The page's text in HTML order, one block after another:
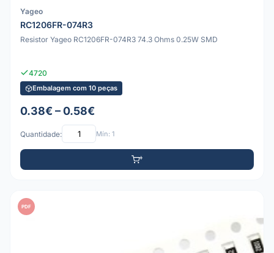
Yageo
RC1206FR-074R3
Resistor Yageo RC1206FR-074R3 74.3 Ohms 0.25W SMD
4720
Embalagem com 10 peças
0.38€ – 0.58€
Quantidade: Mín: 1
PDF